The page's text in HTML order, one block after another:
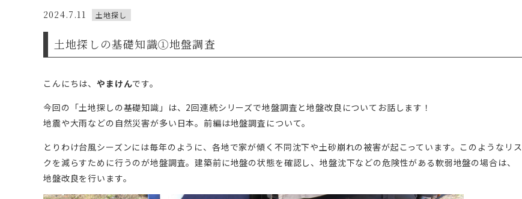
2024.7.11 土地探し
土地探しの基礎知識①地盤調査
こんにちは、やまけんです。
今回の「土地探しの基礎知識」は、2回連続シリーズで地盤調査と地盤改良についてお話します！
地震や大雨などの自然災害が多い日本。前編は地盤調査について。
とりわけ台風シーズンには毎年のように、各地で家が傾く不同沈下や土砂崩れの被害が起こっています。このようなリス
クを減らすために行うのが地盤調査。建築前に地盤の状態を確認し、地盤沈下などの危険性がある軟弱地盤の場合は、
地盤改良を行います。